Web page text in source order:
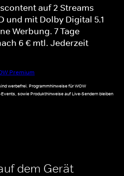
auf 2 Streams
und mit Dolby Digital 5.1
Werbung. 7 Tage
6 € mtl. Jederzeit
Premium
werbefrei. Programmhinweise für WOW
sowie Produkthinweise auf Live-Sendern bleiben
dem Gerät